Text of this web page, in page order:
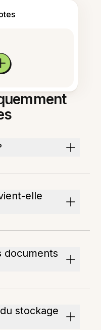
elle
documents
stockage